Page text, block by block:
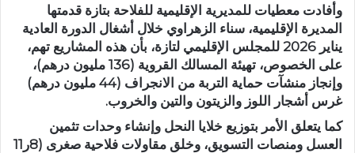
ا
وأفادت معطيات للمديرية الإقليمية للفلاحة بتازة قدمتها
المديرة الإقليمية، سناء الزهراوي خلال أشغال الدورة العادية
يناير 2026 للمجلس الإقليمي لتازة، بأن هذه المشاريع تهم،
على الخصوص، تهيئة المسالك القروية (136 مليون درهم)،
وإنجاز منشآت حماية التربة من الانجراف (44 مليون درهم)
غرس أشجار اللوز والزيتون والتين والخروب.
كما يتعلق الأمر بتوزيع خلايا النحل وإنشاء وحدات تثمين
العسل ومنصات التسويق، وخلق مقاولات فلاحية صغرى (8ر11